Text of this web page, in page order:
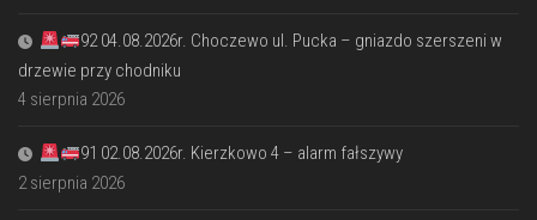
92 04.08.2026r. Choczewo ul. Pucka – gniazdo szerszeni w
drzewie przy chodniku
4 sierpnia 2026
91 02.08.2026r. Kierzkowo 4 – alarm fałszywy
2 sierpnia 2026